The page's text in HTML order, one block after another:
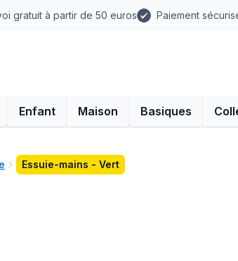
gratuit à partir de 50 euros Paiement
Enfant Maison Basiques
Essuie-mains - Vert